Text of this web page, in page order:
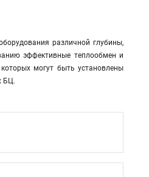
различной глубины,
эффективные теплообмен и
могут быть установлены
БЦ.